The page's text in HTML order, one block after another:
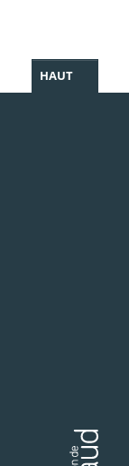
Facebook
profil Twitter
par WhatsApp
HAUT